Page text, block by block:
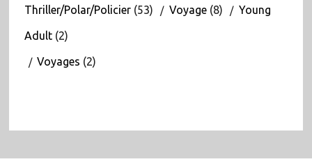
Thriller/Polar/Policier(53) Voyage(8) Young
Adult(2)
Voyages (2)